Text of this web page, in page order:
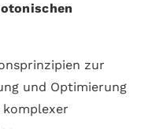
zur
und Optimierung